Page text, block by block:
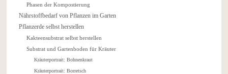
Phasen der Kompostierung
Nährstoffbedarf von Pflanzen im Garten
Pflanzerde selbst herstellen
Kakteensubstrat selbst herstellen
Substrat und Gartenboden für Kräuter
Kräuterportrait: Bohnenkraut
Kräuterportrait: Borretsch